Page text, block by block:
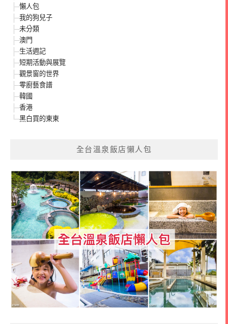
懶人包
我的狗兒子
未分類
澳門
生活週記
短期活動與展覽
觀景窗的世界
零廚藝食譜
韓國
香港
黑白買的東東
全台溫泉飯店懶人包